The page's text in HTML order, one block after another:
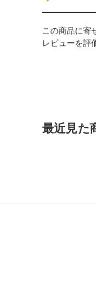
この商品に寄
レビューを評
最近見た